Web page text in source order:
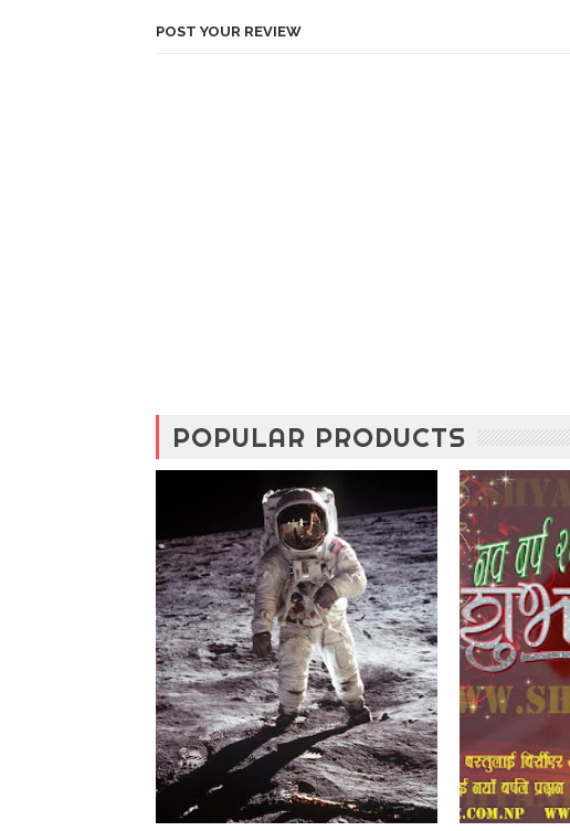
POST YOUR REVIEW
POPULAR PRODUCTS